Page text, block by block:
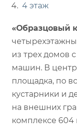
4 этаж
«Образцовый
из трех домов
машин. В
площадка, по
кустарники и
на внешних
комплексе 604